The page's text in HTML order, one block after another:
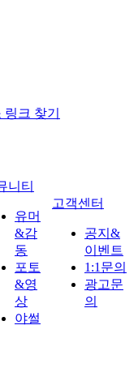
니티
유머
&감
동
포토
&영
상
야썰
고객센터
공지&
이벤트
1:1문의
광고문
의